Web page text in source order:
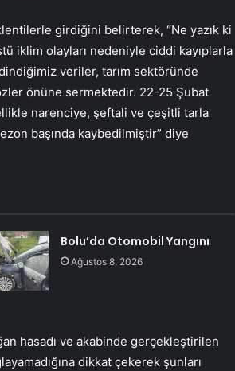
girdiğini belirterek, “Ne yazık ki
iklim olayları nedeniyle ciddi kayıplarla
veriler, tarım sektöründe
önüne sermektedir. 22-25 Şubat
narenciye, şeftali ve çeşitli tarla
başında kaybedilmiştir” diye
Bolu’da Otomobil Yangını
Ağustos 8, 2026
hasadı ve akabinde gerçekleştirilen
dikkat çekerek şunları